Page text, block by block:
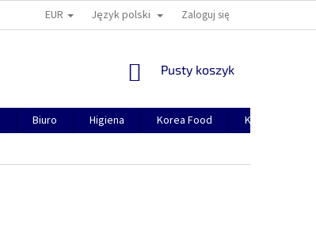
CONTACTS MANUAL FOR REGISTRATION
EUR Język polski Zaloguj się
KOSZYK
Pusty koszyk
Biuro Higiena Korea Food
Korea(Azja)